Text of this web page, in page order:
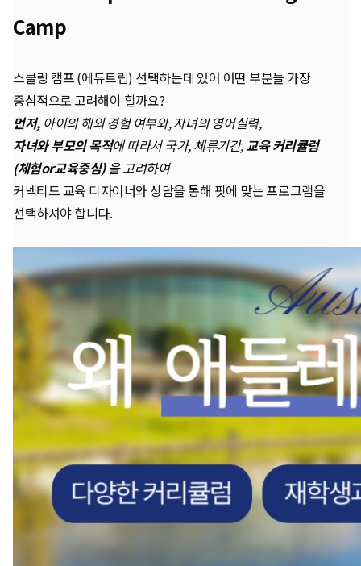
Camp
스쿨링 캠프 (에듀트립) 선택하는데 있어 어떤 부분들 가장
중심적으로 고려해야 할까요?
먼저, 아이의 해외 경험 여부와, 자녀의 영어실력,
자녀와 부모의 목적에 따라서 국가, 체류기간,교육 커리큘럼
(체험or교육중심)을 고려하여
커넥티드 교육 디자이너와 상담을 통해 핏에 맞는 프로그램을
선택하셔야 합니다.